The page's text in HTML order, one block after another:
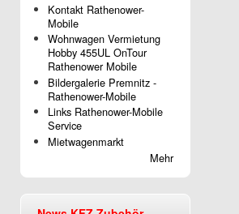
Kontakt Rathenower-
Mobile
Wohnwagen Vermietung
Hobby 455UL OnTour
Rathenower Mobile
Bildergalerie Premnitz -
Rathenower-Mobile
Links Rathenower-Mobile
Service
Mietwagenmarkt
Mehr